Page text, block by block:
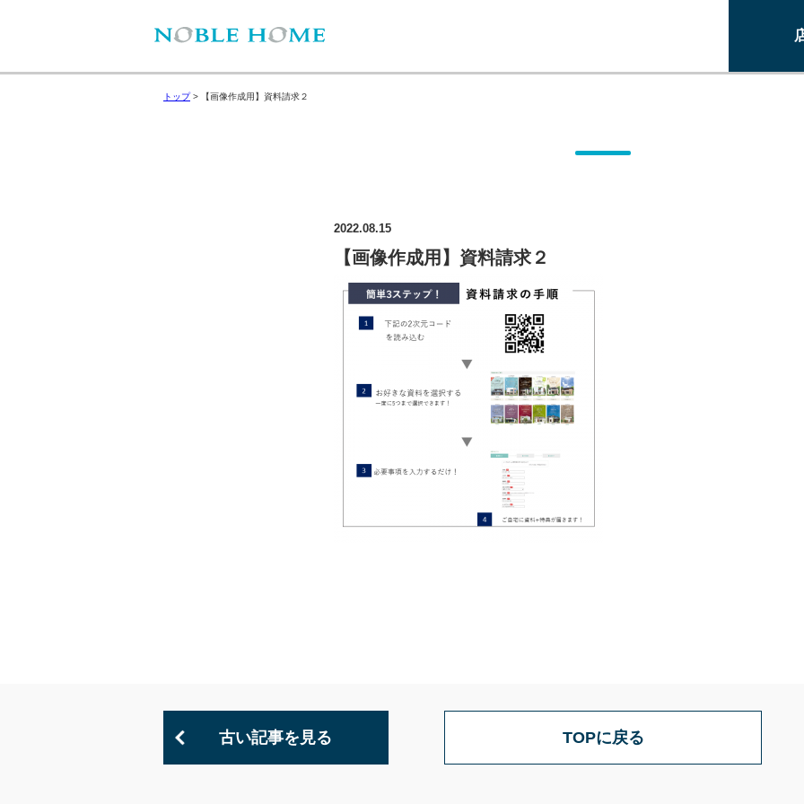
トップ> 【画像作成用】資料請求２
2022.08.15
【画像作成用】資料請求２
古い記事を見る TOPに戻る